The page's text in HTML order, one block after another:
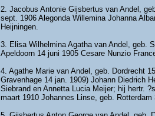
2. Jacobus Antonie Gijsbertus van Andel,
sept. 1906 Alegonda Willemina Johanna
Heijningen.
3. Elisa Wilhelmina Agatha van Andel, geb.
Apeldoorn 14 juni 1905 Cesare Nunzio
4. Agathe Marie van Andel, geb. Dordrecht
Gravenhage 14 jan. 1909) Johann Diedrich
Siebrand en Annetta Lucia Meijer; hij hertr.
maart 1910 Johannes Linse, geb.